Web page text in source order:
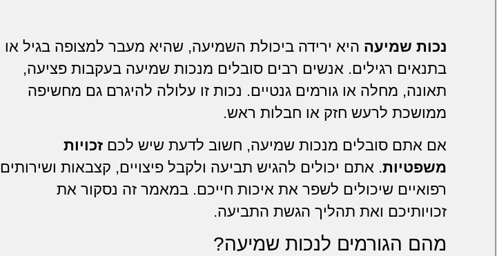
נכות שמיעה היא ירידה ביכולת השמיעה, שהיא מעבר למצופה בגיל או
בתנאים רגילים. אנשים רבים סובלים מנכות שמיעה בעקבות פציעה,
תאונה, מחלה או גורמים גנטיים. נכות זו עלולה להיגרם גם מחשיפה
ממושכת לרעש חזק או חבלות ראש.
אם אתם סובלים מנכות שמיעה, חשוב לדעת שיש לכם זכויות
משפטיות. אתם יכולים להגיש תביעה ולקבל פיצויים, קצבאות ושירותים
רפואיים שיכולים לשפר את איכות חייכם. במאמר זה נסקור את
זכויותיכם ואת תהליך הגשת התביעה.
מהם הגורמים לנכות שמיעה?